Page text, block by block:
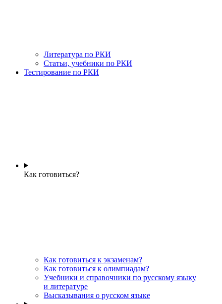
Литература по РКИ
Статьи, учебники по РКИ
Тестирование по РКИ
Как готовиться?
Как готовиться к экзаменам?
Как готовиться к олимпиадам?
Учебники и справочники по русскому языку
и литературе
Высказывания о русском языке